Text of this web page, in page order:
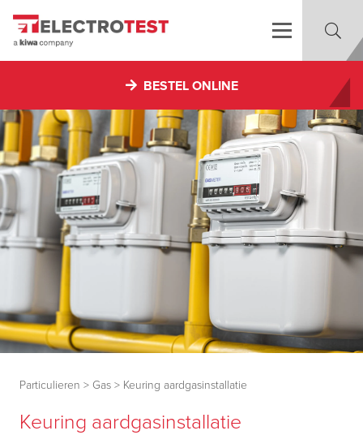
BESTEL ONLINE
Particulieren > Gas > Keuring aardgasinstallatie
Keuring aardgasinstallatie